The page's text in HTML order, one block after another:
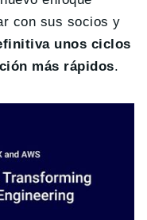
con sus socios y
unos ciclos
más rápidos.